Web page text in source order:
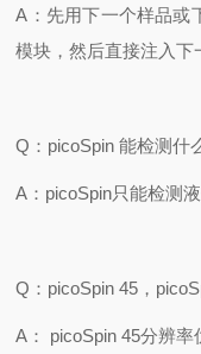
A ：先用下一个样品
模块，然后直接注入下
Q ： picoSpin能检测什
A ： picoSpin只能检测
Q ： picoSpin 45 ，
A ： picoSpin 45分辨率